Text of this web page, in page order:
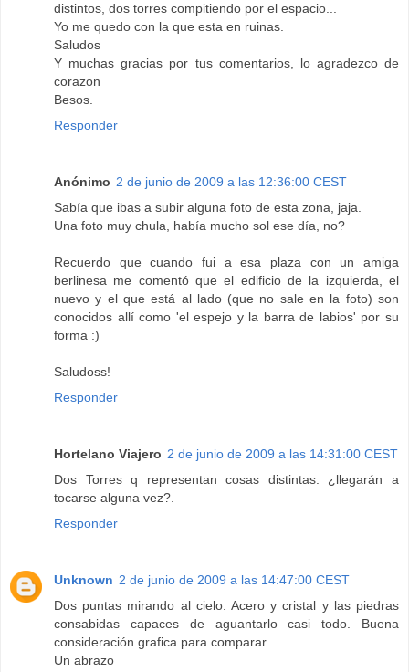
distintos, dos torres compitiendo por el espacio...
Yo me quedo con la que esta en ruinas.
Saludos
Y muchas gracias por tus comentarios, lo agradezco de
corazon
Besos.
Responder
Anónimo 2 de junio de 2009 a las 12:36:00 CEST
Sabía que ibas a subir alguna foto de esta zona, jaja.
Una foto muy chula, había mucho sol ese día, no?
Recuerdo que cuando fui a esa plaza con un amiga
berlinesa me comentó que el edificio de la izquierda, el
nuevo y el que está al lado (que no sale en la foto) son
conocidos allí como 'el espejo y la barra de labios' por su
forma :)
Saludoss!
Responder
Hortelano Viajero 2 de junio de 2009 a las 14:31:00 CEST
Dos Torres q representan cosas distintas: ¿llegarán a
tocarse alguna vez?.
Responder
Unknown 2 de junio de 2009 a las 14:47:00 CEST
Dos puntas mirando al cielo. Acero y cristal y las piedras
consabidas capaces de aguantarlo casi todo. Buena
consideración grafica para comparar.
Un abrazo